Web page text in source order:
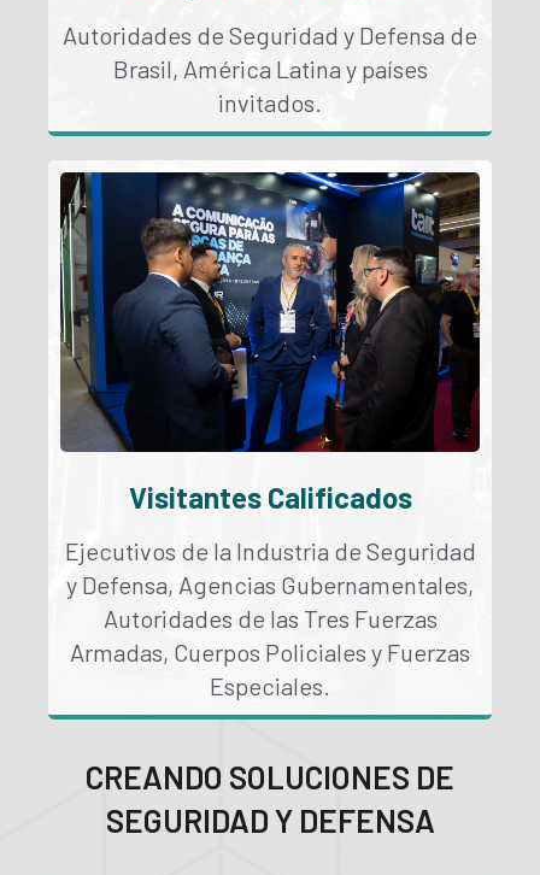
Autoridades de Seguridad y Defensa de
Brasil, América Latina y países
invitados.
Visitantes Calificados
Ejecutivos de la Industria de Seguridad
y Defensa, Agencias Gubernamentales,
Autoridades de las Tres Fuerzas
Armadas, Cuerpos Policiales y Fuerzas
Especiales.
CREANDO SOLUCIONES DE
SEGURIDAD Y DEFENSA